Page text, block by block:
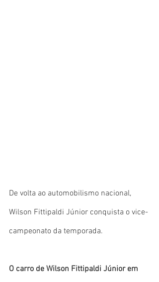
De volta ao automobilismo nacional,
Wilson Fittipaldi Júnior conquista o vice-
campeonato da temporada.
O carro de Wilson Fittipaldi Júnior em